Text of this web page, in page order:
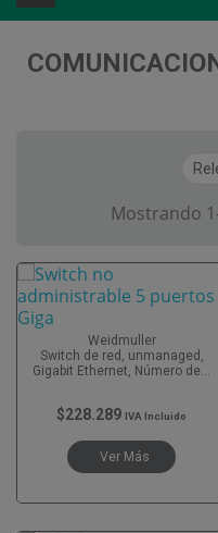
Mostrando
Weidmuller
Switch de red, unmanaged,
Gigabit Ethernet, Número de...
$228.289 IVA Incluido
Ver Más